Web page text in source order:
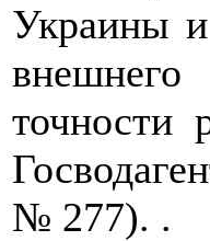
Украины и
точности
№ 277). .